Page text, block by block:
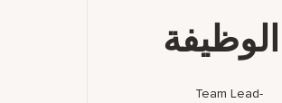
Team Lead-